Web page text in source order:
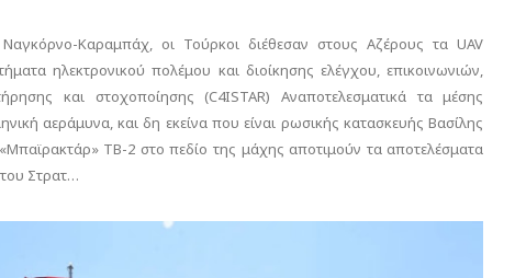
Καραμπάχ, οι Τούρκοι διέθεσαν στους Αζέρους τα UAV
ηλεκτρονικού πολέμου και διοίκησης ελέγχου, επικοινωνιών,
και στοχοποίησης (C4ISTAR) Αναποτελεσματικά τα μέσης
αεράμυνα, και δη εκείνα που είναι ρωσικής κατασκευής Βασίλης
ΤΒ-2 στο πεδίο της μάχης αποτιμούν τα αποτελέσματα
Στρατ…